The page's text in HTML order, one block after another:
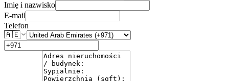
Imię i nazwisko
E-mail
Telefon
🇦🇪